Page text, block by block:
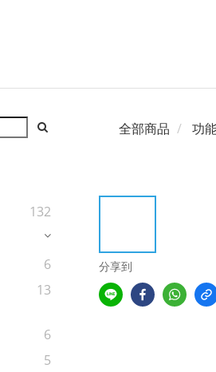
132
6
13
6
5
全部商品 功
分享到